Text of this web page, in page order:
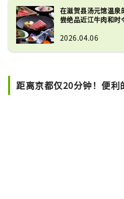
在滋贺县汤元馆温泉
尝绝品近江牛肉和时
2026.04.06
距离京都仅20分钟！便利